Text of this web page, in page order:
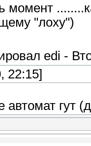
момент
"лоху")
edi -
22:15]
автомат гут